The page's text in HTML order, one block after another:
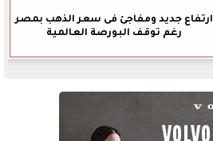
ارتفاع جديد ومفاجئ فى سعر الذهب بمصر
رغم توقف البورصة العالمية